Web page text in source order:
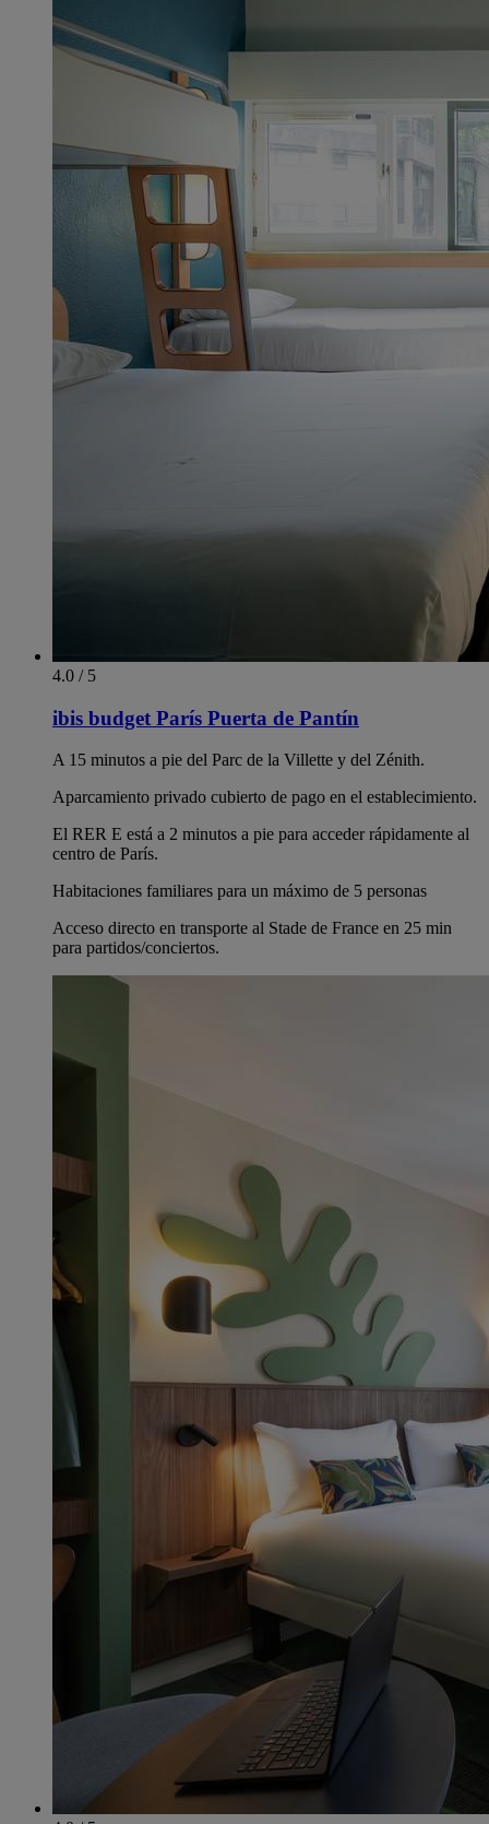
4.0 / 5
ibis budget París Puerta de Pantín
A 15 minutos a pie del Parc de la Villette y del Zénith.
Aparcamiento privado cubierto de pago en el establecimiento.
El RER E está a 2 minutos a pie para acceder rápidamente al
centro de París.
Habitaciones familiares para un máximo de 5 personas
Acceso directo en transporte al Stade de France en 25 min
para partidos/conciertos.